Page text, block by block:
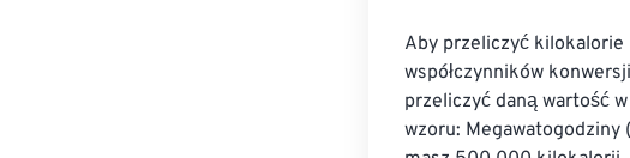
Aby przeliczyć kilokalorie
współczynników
przeliczyć daną wartość
wzoru: Megawatogodziny